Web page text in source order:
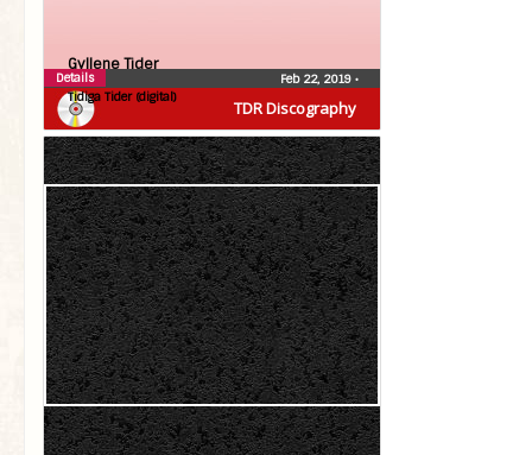
TDR Discography
Gyllene Tider
Tidiga Tider (digital)
Feb 22, 2019 •
Details